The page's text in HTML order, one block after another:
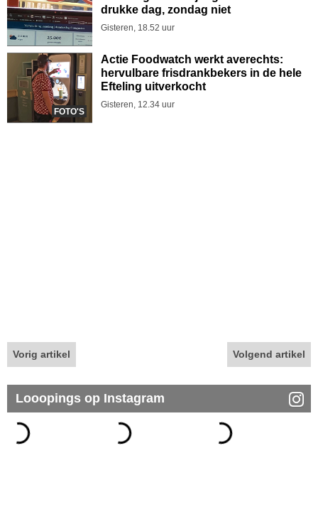
drukke dag, zondag niet
Gisteren, 18.52 uur
FOTO'S
Actie Foodwatch werkt averechts:
hervulbare frisdrankbekers in de hele
Efteling uitverkocht
Gisteren, 12.34 uur
Vorig artikel Volgend artikel
Looopings op Instagram